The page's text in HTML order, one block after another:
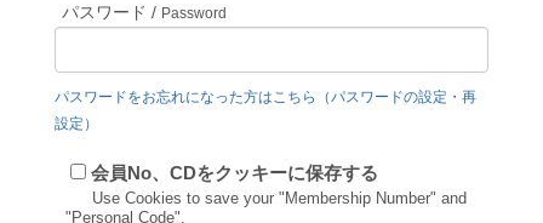
パスワード / Password
パスワードをお忘れになった方はこちら（パスワードの設定・再
設定）
会員No、CDをクッキーに保存する
Use Cookies to save your "Membership Number" and
"Personal Code".